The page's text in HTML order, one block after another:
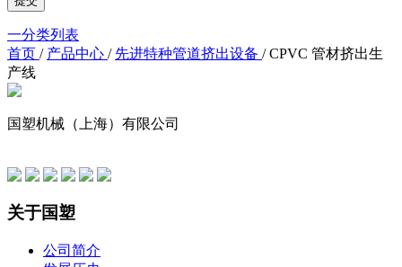
一分类列表
首页 / 产品中心 / 先进特种管道挤出设备 /CPVC 管材挤出生
产线
国塑机械（上海）有限公司
关于国塑
公司简介